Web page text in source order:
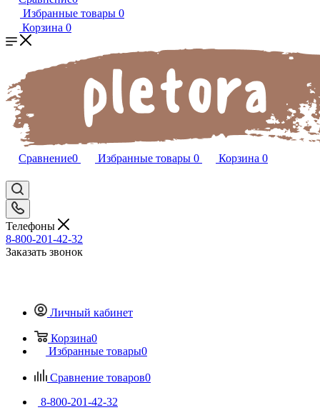
Избранные товары 0
Корзина 0
Сравнение0 Избранные товары 0 Корзина 0
Телефоны
8-800-201-42-32
Заказать звонок
Личный кабинет
Корзина0
Избранные товары0
Сравнение товаров0
8-800-201-42-32